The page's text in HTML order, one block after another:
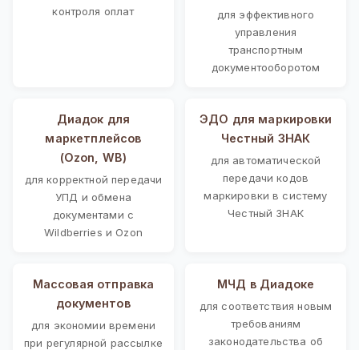
контроля оплат
для эффективного
управления
транспортным
документооборотом
Диадок для
маркетплейсов
(Ozon, WB)
для корректной передачи
УПД и обмена
документами с
Wildberries и Ozon
ЭДО для маркировки
Честный ЗНАК
для автоматической
передачи кодов
маркировки в систему
Честный ЗНАК
Массовая отправка
документов
для экономии времени
при регулярной рассылке
МЧД в Диадоке
для соответствия новым
требованиям
законодательства об